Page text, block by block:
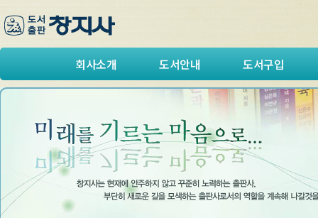
회사소개 도서안내 도서구입